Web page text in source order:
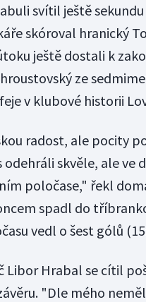
svítil ještě
skóroval hranický
ještě dostali k
ze
v klubové historii
radost, ale pocity
skvěle, ale ve
poločase," řekl
spadl do
vedl o šest gólů
Libor Hrabal se cítil
"Dle mého